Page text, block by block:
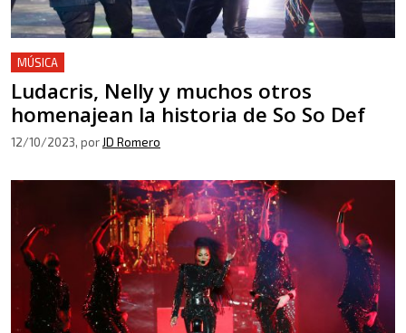
MÚSICA
Ludacris, Nelly y muchos otros
homenajean la historia de So So Def
12/10/2023, por JD Romero